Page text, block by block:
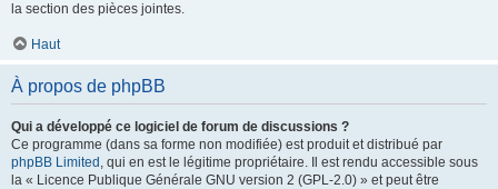
la section des pièces jointes.
Haut
À propos de phpBB
Qui a développé ce logiciel de forum de discussions ?
Ce programme (dans sa forme non modifiée) est produit et distribué par
phpBB Limited , qui en est le légitime propriétaire. Il est rendu accessible sous
la « Licence Publique Générale GNU version 2 (GPL-2.0) » et peut être